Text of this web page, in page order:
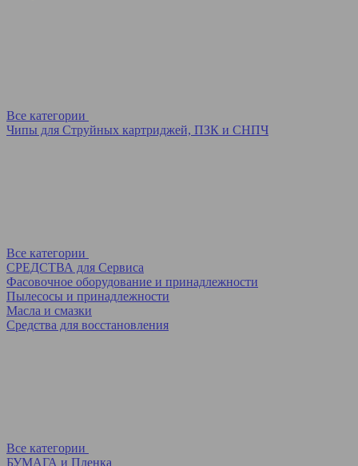
Все категории
Чипы для Струйных картриджей, ПЗК и СНПЧ
Все категории
СРЕДСТВА для Сервиса
Фасовочное оборудование и принадлежности
Пылесосы и принадлежности
Масла и смазки
Средства для восстановления
Все категории
БУМАГА и Пленка